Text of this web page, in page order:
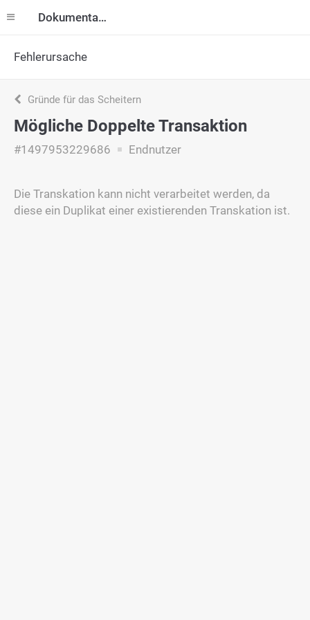
Dokumentation
Fehlerursache
Gründe für das Scheitern
Mögliche Doppelte Transaktion
#1497953229686 Endnutzer
Die Transkation kann nicht verarbeitet werden, da
diese ein Duplikat einer existierenden Transkation ist.